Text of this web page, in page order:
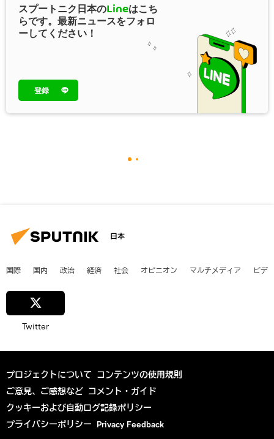
スプートニク日本のLineはこち
らです。最新ニュースをフォロ
ーしてください！
登録
日本
国際 国内 政治 経済 社会 オピニオン マルチメディア ビデ
Twitter
プロジェクトについて コンテンツの使用規則
ご意見、ご感想など コメント・ガイド
クッキーおよび自動ログ記録ポリシー
プライバシーポリシー Privacy Feedback